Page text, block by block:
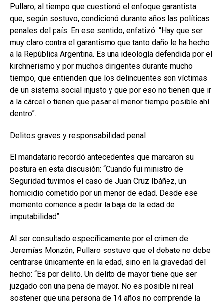
Pullaro, al tiempo que cuestionó el enfoque garantista
que, según sostuvo, condicionó durante años las políticas
penales del país. En ese sentido, enfatizó: “Hay que ser
muy claro contra el garantismo que tanto daño le ha hecho
a la República Argentina. Es una ideología defendida por el
kirchnerismo y por muchos dirigentes durante mucho
tiempo, que entienden que los delincuentes son víctimas
de un sistema social injusto y que por eso no tienen que ir
a la cárcel o tienen que pasar el menor tiempo posible ahí
dentro”.
Delitos graves y responsabilidad penal
El mandatario recordó antecedentes que marcaron su
postura en esta discusión: “Cuando fui ministro de
Seguridad tuvimos el caso de Juan Cruz Ibáñez, un
homicidio cometido por un menor de edad. Desde ese
momento comencé a pedir la baja de la edad de
imputabilidad”.
Al ser consultado específicamente por el crimen de
Jeremías Monzón, Pullaro sostuvo que el debate no debe
centrarse únicamente en la edad, sino en la gravedad del
hecho: “Es por delito. Un delito de mayor tiene que ser
juzgado con una pena de mayor. No es posible ni real
sostener que una persona de 14 años no comprende la